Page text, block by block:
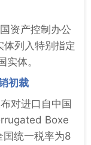
资产控制办公
体列入特别指定
体。
初裁
对进口自中国
Boxe
国统一税率为8